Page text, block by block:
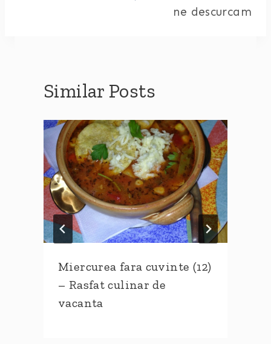
ne descurcam
Similar Posts
Miercurea fara cuvinte (12)
– Rasfat culinar de
vacanta